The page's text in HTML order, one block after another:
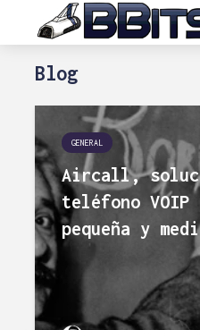
Blog
GENERAL
Aircall,
teléfono VOIP
pequeña y